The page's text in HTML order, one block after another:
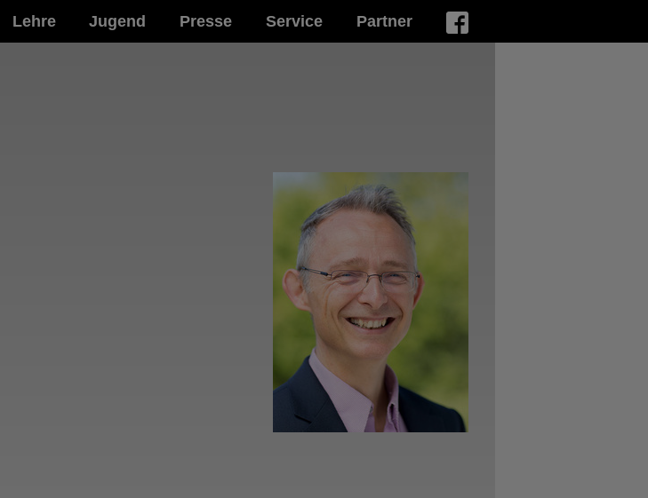
Lehre Jugend Presse Service Partner